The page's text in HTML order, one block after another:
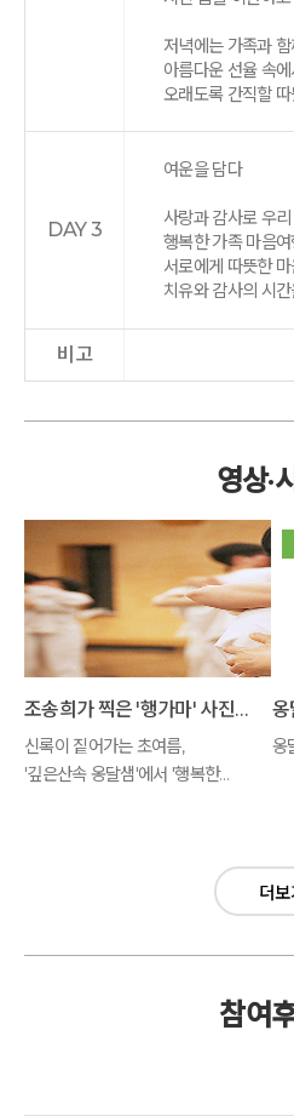
저녁에는 가족과
아름다운 선율 속
오래도록 간직할
DAY 3
여운을 담다
사랑과 감사로 우
행복한 가족 마음
서로에게 따뜻한
치유와 감사의 시
비고
영상·
조송희가 찍은 '행가마' 사진모음
신록이 짙어가는 초여름,
'깊은산속 옹달샘'에서 '행복한
옹
더보
참여